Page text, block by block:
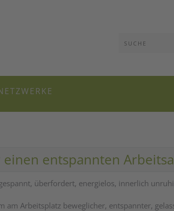
entspannten
überfordert, energielos, innerlich
am Arbeitsplatz beweglicher, entspannter,